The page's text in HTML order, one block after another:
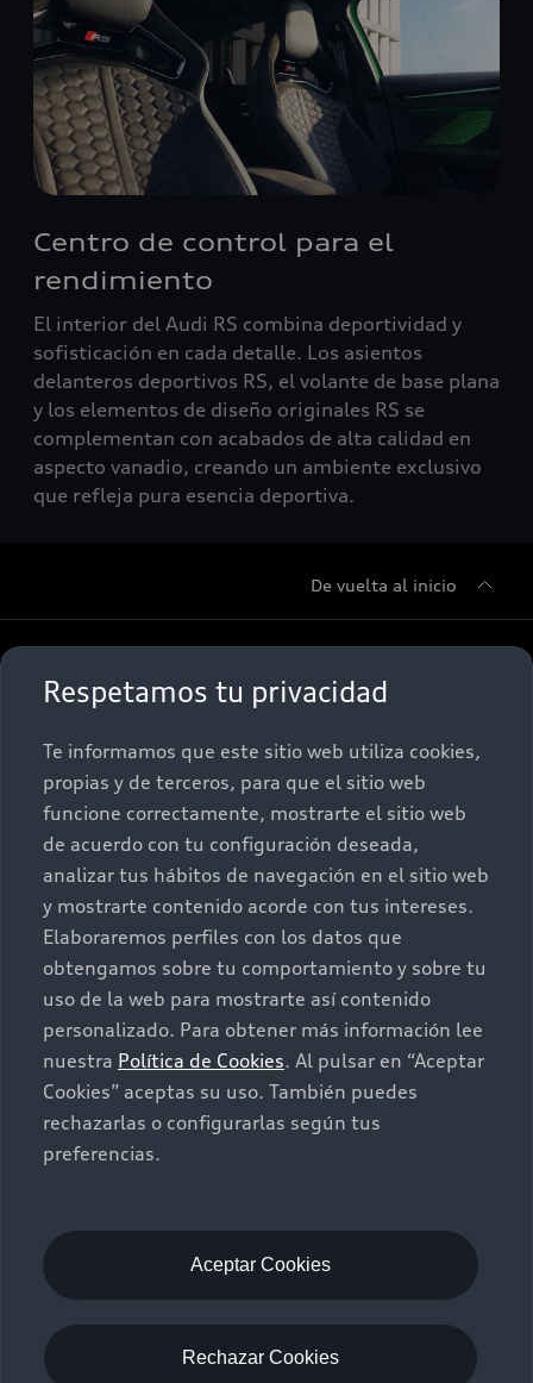
Respetamos tu privacidad
Te informamos que este sitio web utiliza cookies,
propias y de terceros, para que el sitio web
funcione correctamente, mostrarte el sitio web
de acuerdo con tu configuración deseada,
analizar tus hábitos de navegación en el sitio web
y mostrarte contenido acorde con tus intereses.
Elaboraremos perfiles con los datos que
obtengamos sobre tu comportamiento y sobre tu
uso de la web para mostrarte así contenido
personalizado. Para obtener más información lee
nuestra Política de Cookies. Al pulsar en “Aceptar
Cookies” aceptas su uso. También puedes
rechazarlas o configurarlas según tus
preferencias.
Aceptar Cookies
Rechazar Cookies
Centro de control para el
rendimiento
El interior del Audi RS combina deportividad y
sofisticación en cada detalle. Los asientos
delanteros deportivos RS, el volante de base plana
y los elementos de diseño originales RS se
complementan con acabados de alta calidad en
aspecto vanadio, creando un ambiente exclusivo
que refleja pura esencia deportiva.
De vuelta al inicio
Sobre Nosotros
Nuestras Promociones
Postventa
Audi Aftersales
Autos Nuevos
Quiero un Audi nuevo
Seminuevos
Audi Certified :plus
Contacto
Contáctanos
Citas de servicio
Información de vehículo nuevo
Utilizamos cookies para mejorar nuestro sitio
web y tu experiencia en línea. Al continuar
cookies.
Aviso de privacidad